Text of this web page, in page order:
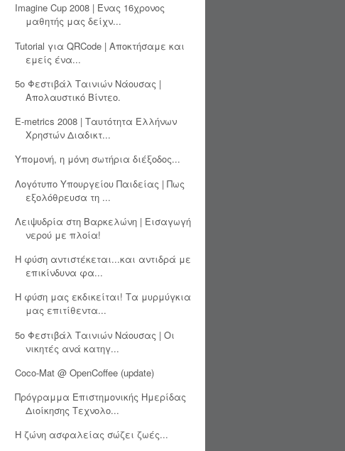
Imagine Cup 2008 | Ένας 16χρονος
μαθητής μας δείχν...
Tutorial για QRCode | Αποκτήσαμε και
εμείς ένα...
5ο Φεστιβάλ Ταινιών Νάουσας |
Απολαυστικό Βίντεο.
Ε-metrics 2008 | Ταυτότητα Ελλήνων
Χρηστών Διαδικτ...
Υπομονή, η μόνη σωτήρια διέξοδος...
Λογότυπο Υπουργείου Παιδείας | Πως
εξολόθρευσα τη ...
Λειψυδρία στη Βαρκελώνη | Εισαγωγή
νερού με πλοία!
Η φύση αντιστέκεται...και αντιδρά με
επικίνδυνα φα...
Η φύση μας εκδικείται! Τα μυρμύγκια
μας επιτίθεντα...
5ο Φεστιβάλ Ταινιών Νάουσας | Οι
νικητές ανά κατηγ...
Coco-Mat @ OpenCoffee (update)
Πρόγραμμα Επιστημονικής Ημερίδας
Διοίκησης Τεχνολο...
Η ζώνη ασφαλείας σώζει ζωές...